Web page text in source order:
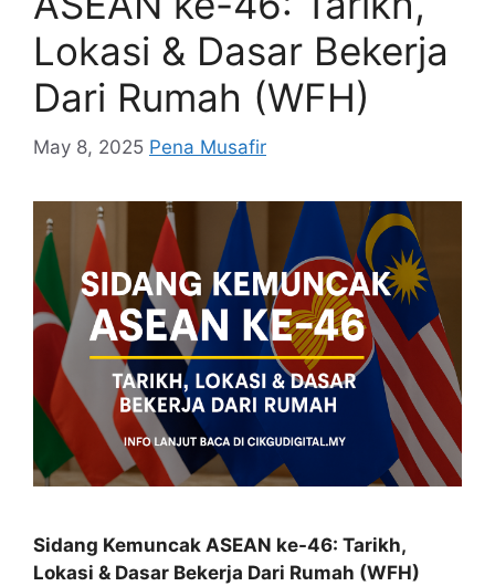
Lokasi & Dasar Bekerja
Dari Rumah (WFH)
May 8, 2025 Pena Musafir
Sidang Kemuncak ASEAN ke-46: Tarikh,
Lokasi & Dasar Bekerja Dari Rumah (WFH)